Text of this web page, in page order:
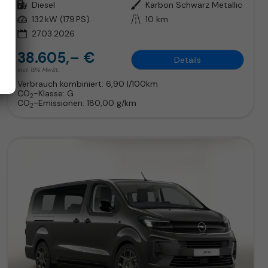
Kraftstoff Diesel Außenfarbe Karbon Schwarz Metallic
Leistung 132 kW (179 PS) Kilometerstand 10 km
27.03.2026
38.605,– €
incl. 19% MwSt.
Details
Verbrauch kombiniert: 6,90 l/100km
CO2-Klasse: G
CO2-Emissionen:180,00 g/km